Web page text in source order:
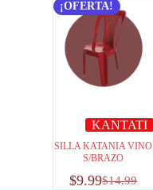
¡OFERTA!
KANTATI
SILLA KATANIA VINO
S/BRAZO
$14.99
$9.99